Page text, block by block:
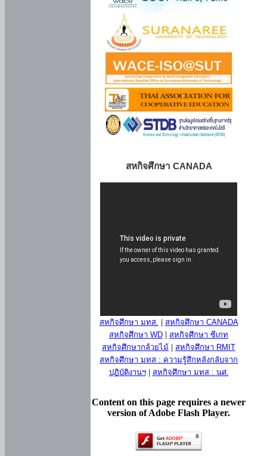
สหกิจศึกษา CANADA
สหกิจศึกษา มทส.
สหกิจศึกษา CANADA
สหกิจศึกษา WD
สหกิจศึกษา ซีเกท
สหกิจศึกษากล้วยไม้
สหกิจศึกษา RMIT
สหกิจศึกษา มทส : ความรู้สึกหลังกลับจาก
ปฏิบัติงานฯ| สหกิจศึกษา มทส : นศ.
Content on this page requires a newer
version of Adobe Flash Player.